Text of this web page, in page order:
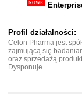
Profil działalności:
Celon Pharma jest
zajmującą się
oraz sprzedażą
Dysponuje...